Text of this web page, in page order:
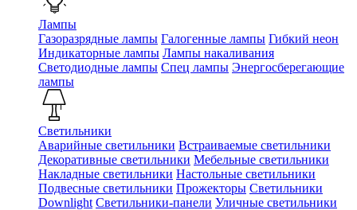
Лампы
Газоразрядные лампы Галогенные лампы Гибкий неон
Индикаторные лампы Лампы накаливания
Светодиодные лампы Спец лампы Энергосберегающие
лампы
Светильники
Аварийные светильники Встраиваемые светильники
Декоративные светильники Мебельные светильники
Накладные светильники Настольные светильники
Подвесные светильники Прожекторы Светильники
Downlight Светильники-панели Уличные светильники